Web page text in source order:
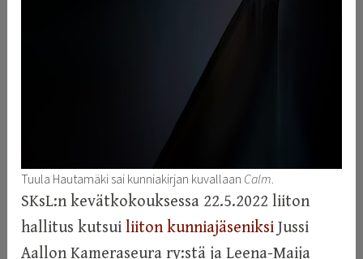
Tuula Hautamäki sai kunniakirjan kuvallaan Calm
SKsL:n kevätkokouksessa 22.5.2022 liiton
hallitus kutsuiliiton kunniajäseniksi Jussi
Aallon Kameraseura ry:stä ja Leena-Maija